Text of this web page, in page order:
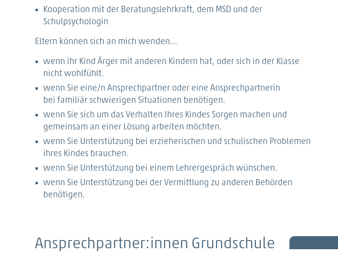
Kooperation mit der Beratungslehrkraft, dem MSD und der
Schulpsychologin
Eltern können sich an mich wenden...
wenn ihr Kind Ärger mit anderen Kindern hat, oder sich in der Klasse
nicht wohlfühlt.
wenn Sie eine/n Ansprechpartner oder eine Ansprechpartnerin
bei familiär schwierigen Situationen benötigen.
wenn Sie sich um das Verhalten Ihres Kindes Sorgen machen und
gemeinsam an einer Lösung arbeiten möchten.
wenn Sie Unterstützung bei erzieherischen und schulischen Problemen
ihres Kindes brauchen.
wenn Sie Unterstützung bei einem Lehrergespräch wünschen.
wenn Sie Unterstützung bei der Vermittlung zu anderen Behörden
benötigen.
Ansprechpartner:innen Grundschule